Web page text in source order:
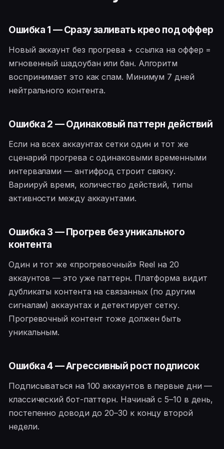
Ошибка 1 — Сразу заливать крео под оффер
Новый аккаунт без прогрева + ссылка на оффер =
мгновенный шадоубан или бан. Алгоритм
воспринимает это как спам. Минимум 7 дней
нейтрального контента.
Ошибка 2 — Одинаковый паттерн действий
Если на всех аккаунтах сетки один и тот же
сценарий прогрева с одинаковыми временными
интервалами — антифрод строит связку.
Вариируй время, количество действий, типы
активности между аккаунтами.
Ошибка 3 — Прогрев без уникального
контента
Один и тот же «прогревочный» Reel на 20
аккаунтов — это уже паттерн. Платформа видит
дубликаты контента на связанных (по другим
сигналам) аккаунтах и детектирует сетку.
Прогревочный контент тоже должен быть
уникальным.
Ошибка 4 — Агрессивный рост подписок
Подписываться на 100 аккаунтов в первые дни —
классический бот-паттерн. Начинай с 5–10 в день,
постепенно доводи до 20–30 к концу второй
недели.